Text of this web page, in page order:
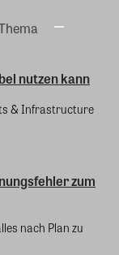
nutzen kann
& Infrastructure
zum
nach Plan zu